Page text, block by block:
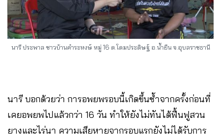
นารี ประพาล ชาวบ้านคำระหงษ์ หมู่ 16 ต.โดมประดิษฐ์ อ.น้ำยืน จ.อุบลราชธานี
นารี บอกด้วยว่า การอพยพรอบนี้เกิดขึ้นซ้ำจากครั้งก่อนที่
เคยอพยพไปแล้วกว่า 16 วัน ทำให้ยังไม่ทันได้ฟื้นฟูสวน
ยางและไร่นา ความเสียหายจากรอบแรกยังไม่ได้รับการ